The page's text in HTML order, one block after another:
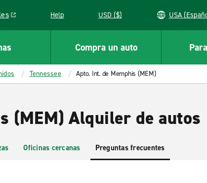
Help USD ($) USA
Compra un auto
Tennessee Apto. Int. de Memphis (MEM)
(MEM) Alquiler de autos
Oficinas cercanas Preguntas frecuentes